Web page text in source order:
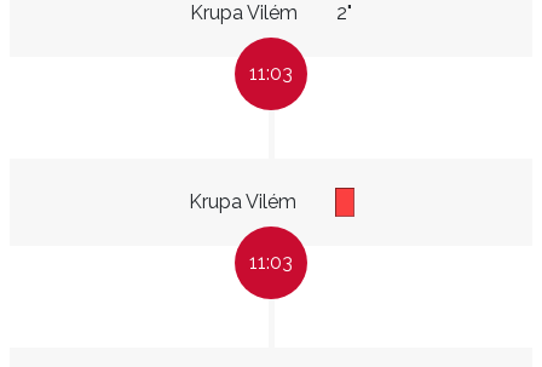
Krupa Vilém 2"
11:03
Krupa Vilém
11:03